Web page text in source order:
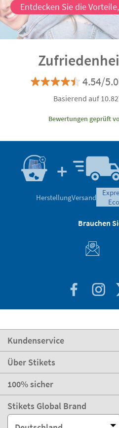
Entdecken Sie die
4.54/
Basierend auf
Bewertungen geprüft
HerstellungVersand
eco
Brauchen
Kundenservice
Über Stikets
100% sicher
Stikets Global Brand